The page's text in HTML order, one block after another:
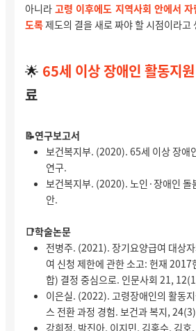
아니라고령 이후에도 지역사회 안에서
도록제도의 결을 새로 짜야 할 시점이라고
🌟 65세 이상 장애인 활동지
료
📝연구보고서
보건복지부. (2020). 65세 이상 장애
연구.
보건복지부. (2020). 노인·장애인 돌
안.
📑학술논문
전병주. (2021). 장기요양급여 대상
여 신청 제한에 관한 소고: 헌재
합) 결정 중심으로. 인문사회 21,
이은실. (2022). 고령장애인의 활동
스 전환 과정 경험. 보건과 복지,
강희정, 박진아, 이지민, 김홍수, 김